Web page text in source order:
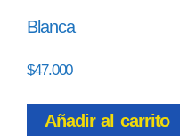
Blanca
$47.000
Añadir al carrito